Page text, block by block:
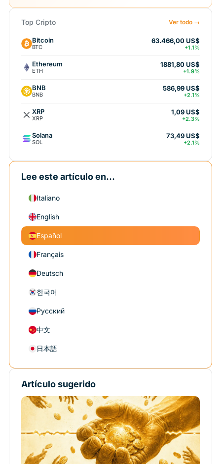
Top Cripto Ver todo →
Bitcoin
BTC
63.466,00 US$
+1.1%
Ethereum
ETH
1881,80 US$
+1.9%
BNB
BNB
586,99 US$
+2.1%
XRP
XRP
1,09 US$
+2.3%
Solana
SOL
73,49 US$
+2.1%
Lee este artículo en...
Italiano
English
Español
Français
Deutsch
한국어
Русский
中文
日本語
Artículo sugerido